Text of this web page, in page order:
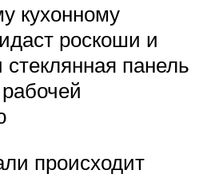
кухонному
роскоши и
стеклянная панель
происходит